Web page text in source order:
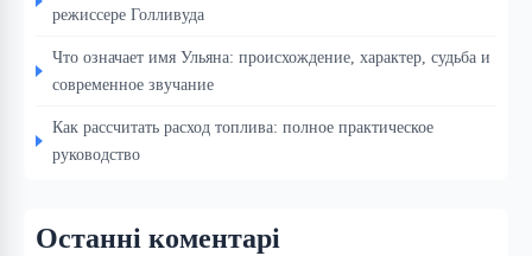
режиссере Голливуда
Что означает имя Ульяна: происхождение, характер, судьба и
современное звучание
Как рассчитать расход топлива: полное практическое
руководство
Останні коментарі